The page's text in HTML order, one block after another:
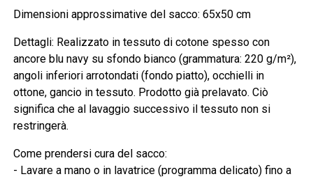
Dimensioni approssimative del sacco: 65x50 cm
Dettagli: Realizzato in tessuto di cotone spesso con
ancore blu navy su sfondo bianco (grammatura: 220 g/m²),
angoli inferiori arrotondati (fondo piatto), occhielli in
ottone, gancio in tessuto. Prodotto già prelavato. Ciò
significa che al lavaggio successivo il tessuto non si
restringerà.
Come prendersi cura del sacco:
- Lavare a mano o in lavatrice (programma delicato) fino a